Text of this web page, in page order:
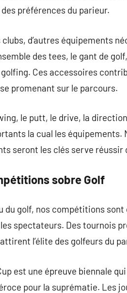
préférences du parieur.
clubs, d’autres équipements
des tees, le gant de
Ces accessoires
promenant sur le parcours.
le putt, le drive, la
la cual les
seront les clés serve
sobre Golf
du golf, nos compétitions
spectateurs. Des tournois
l’élite des golfeurs du
est une épreuve biennale
pour la suprématie. Les